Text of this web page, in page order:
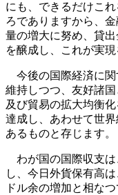
にも、できるだけこ
ろでありますから、
量の増大に努め、貸
を醸成し、これが実
今後の国際経済に関
維持しつつ、友好諸
及び貿易の拡大均衡
達成し、あわせて世
あるものと存じます。
わが国の国際収支は
し、今日外貨保有高
ドル余の増加と相な